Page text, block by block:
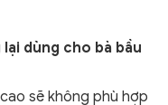
lại dùng cho bà bầu
sẽ không phù hợp